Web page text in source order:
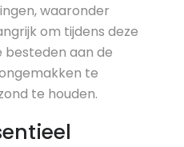
waaronder
om tijdens deze
aan de
te
te houden.